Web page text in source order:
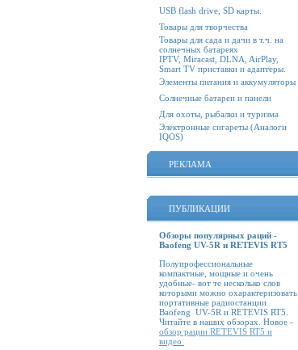
USB flash drive, SD карты.
Товары для творчества
Товары для сада и дачи в т.ч. на
солнечных батареях
IPTV, Miracast, DLNA, AirPlay,
Smart TV приставки и адаптеры.
Элементы питания и аккумуляторы
Солнечные батареи и панели
Для охоты, рыбалки и туризма
Электронные сигареты (Аналоги
IQOS)
РЕКЛАМА
ПУБЛИКАЦИИ
Обзоры популярных раций -
Baofeng UV-5R и RETEVIS RT5
Полупрофессиональные
компактные, мощные и очень
удобные- вот те несколько слов
которыми можно охарактеризовать
портативные радиостанции
Baofeng UV-5R и RETEVIS RT5.
Читайте в наших обзорах. Новое -
обзор рации RETEVIS RT5 и
видео